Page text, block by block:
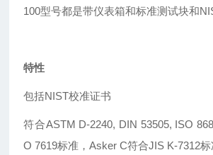
100型号都是带仪表箱和标准测试块和
特性
包括NIST校准证书
符合ASTM D-2240, DIN 53505, ISO
O 7619标准，Asker C符合JIS K-7312标